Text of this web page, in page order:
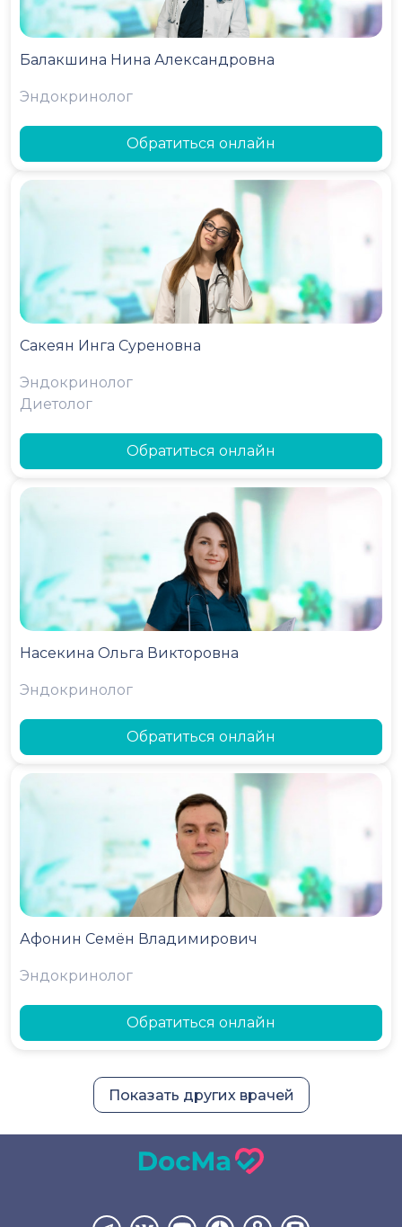
Балакшина Нина Александровна
Эндокринолог
Обратиться онлайн
Сакеян Инга Суреновна
Эндокринолог
Диетолог
Обратиться онлайн
Насекина Ольга Викторовна
Эндокринолог
Обратиться онлайн
Афонин Семён Владимирович
Эндокринолог
Обратиться онлайн
Показать других врачей